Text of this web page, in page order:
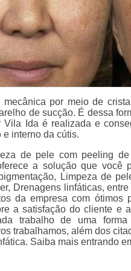
mecânica por meio de
de sucção. É dessa
Vila Ida é realizada e
e interno da cútis.
de pele com peeling
a solução que você
Limpeza de
Drenagens linfáticas,
da empresa com ótimos
a satisfação do cliente e
trabalho de uma
trabalhamos, além dos
Saiba mais entrando